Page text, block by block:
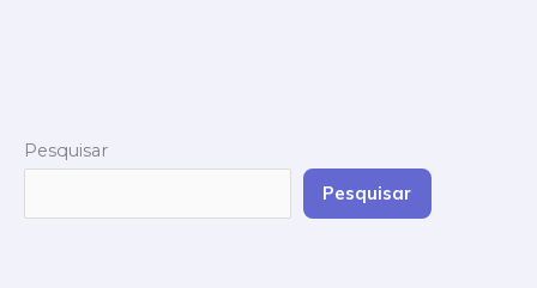
Pesquisar
Pesquisar